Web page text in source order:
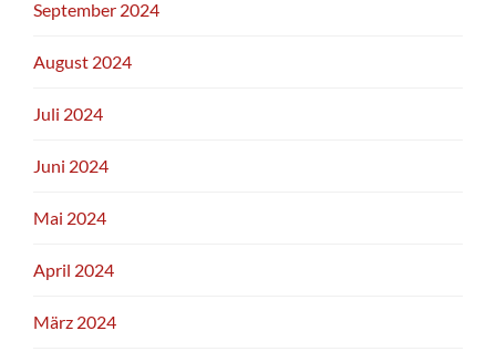
September 2024
August 2024
Juli 2024
Juni 2024
Mai 2024
April 2024
März 2024